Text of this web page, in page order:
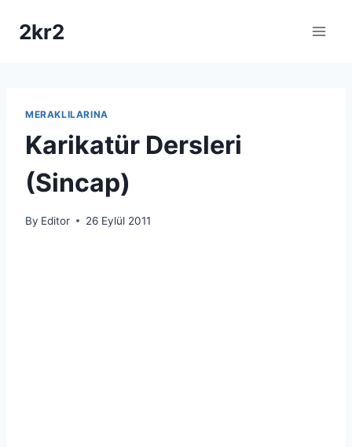
2kr2
MERAKLILARINA
Karikatür Dersleri
(Sincap)
By Editor 26 Eylül 2011